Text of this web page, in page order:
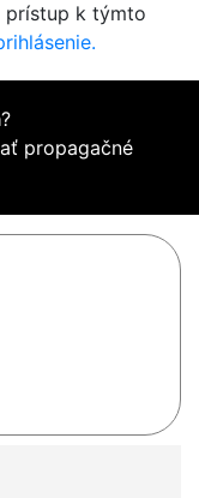
prístup k týmto
?
propagačné